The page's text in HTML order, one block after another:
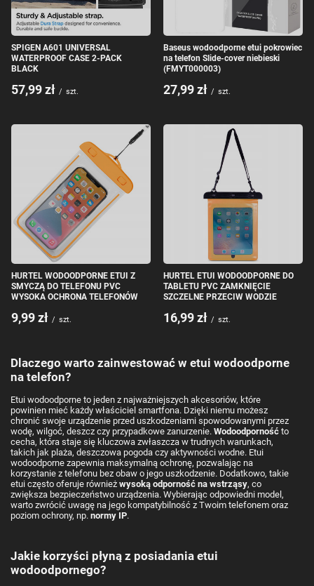
SPIGEN A601 UNIVERSAL
WATERPROOF CASE 2-PACK
BLACK
57,99 zł / szt.
Baseus wodoodporne etui pokrowiec
na telefon Slide-cover niebieski
(FMYT000003)
27,99 zł / szt.
HURTEL WODOODPORNE ETUI Z
SMYCZĄ DO TELEFONU PVC
WYSOKA OCHRONA TELEFONÓW
9,99 zł / szt.
HURTEL ETUI WODOODPORNE DO
TABLETU PVC ZAMKNIĘCIE
SZCZELNE PRZECIW WODZIE
16,99 zł / szt.
Dlaczego warto zainwestować w etui wodoodporne
na telefon?
Etui wodoodporne to jeden z najważniejszych akcesoriów, które
powinien mieć każdy właściciel smartfona. Dzięki niemu możesz
chronić swoje urządzenie przed uszkodzeniami spowodowanymi przez
wodę, wilgoć, deszcz czy przypadkowe zanurzenie. Wodoodporność to
cecha, która staje się kluczowa zwłaszcza w trudnych warunkach,
takich jak plaża, deszczowa pogoda czy aktywności wodne. Etui
wodoodporne zapewnia maksymalną ochronę, pozwalając na
korzystanie z telefonu bez obaw o jego uszkodzenie. Dodatkowo, takie
etui często oferuje również wysoką odporność na wstrząsy, co
zwiększa bezpieczeństwo urządzenia. Wybierając odpowiedni model,
warto zwrócić uwagę na jego kompatybilność z Twoim telefonem oraz
poziom ochrony, np. normy IP.
Jakie korzyści płyną z posiadania etui
wodoodpornego?